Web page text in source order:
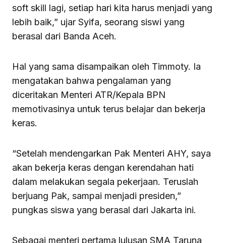
soft skill lagi, setiap hari kita harus menjadi yang
lebih baik,” ujar Syifa, seorang siswi yang
berasal dari Banda Aceh.
Hal yang sama disampaikan oleh Timmoty. Ia
mengatakan bahwa pengalaman yang
diceritakan Menteri ATR/Kepala BPN
memotivasinya untuk terus belajar dan bekerja
keras.
“Setelah mendengarkan Pak Menteri AHY, saya
akan bekerja keras dengan kerendahan hati
dalam melakukan segala pekerjaan. Teruslah
berjuang Pak, sampai menjadi presiden,”
pungkas siswa yang berasal dari Jakarta ini.
Sebagai menteri pertama lulusan SMA Taruna